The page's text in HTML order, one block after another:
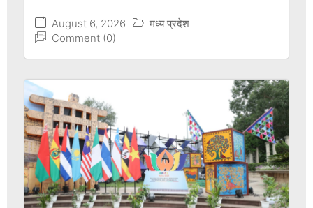
August 6, 2026
मध्य प्रदेश
Comment (0)